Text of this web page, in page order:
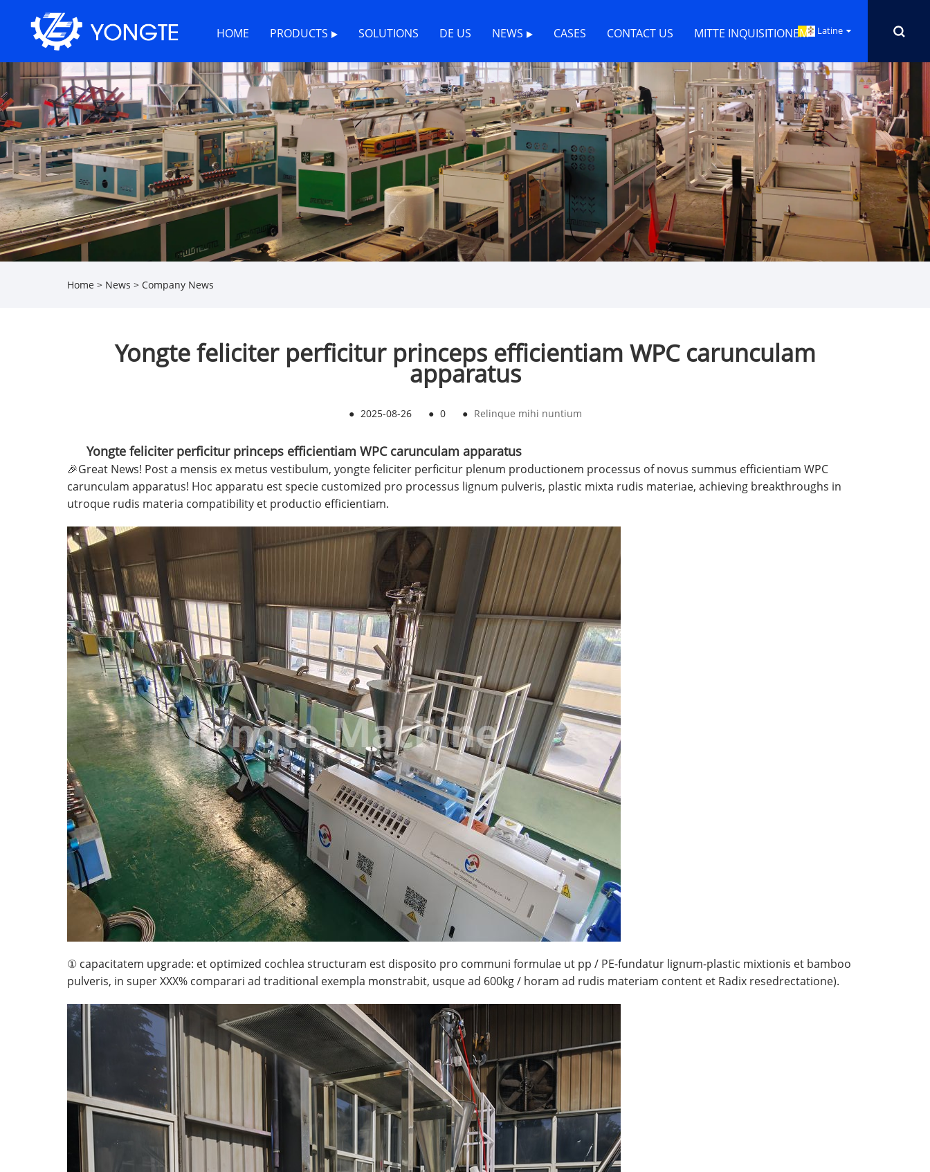
HOME PRODUCTS SOLUTIONS DE US NEWS CASES CONTACT US MITTE INQUISITIONEM Latine
Home > News > Company News
Yongte feliciter perficitur princeps efficientiam WPC carunculam
apparatus
● 2025-08-26 ● 0 ● Relinque mihi nuntium
Yongte feliciter perficitur princeps efficientiam WPC carunculam apparatus
🎉Great News! Post a mensis ex metus vestibulum, yongte feliciter perficitur plenum productionem processus of novus summus efficientiam WPC
carunculam apparatus! Hoc apparatu est specie customized pro processus lignum pulveris, plastic mixta rudis materiae, achieving breakthroughs in
utroque rudis materia compatibility et productio efficientiam.
① capacitatem upgrade: et optimized cochlea structuram est disposito pro communi formulae ut pp / PE-fundatur lignum-plastic mixtionis et bamboo
pulveris, in super XXX% comparari ad traditional exempla monstrabit, usque ad 600kg / horam ad rudis materiam content et Radix resedrectatione).